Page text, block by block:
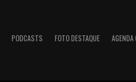
PODCASTS FOTO DESTAQUE
AGENDA